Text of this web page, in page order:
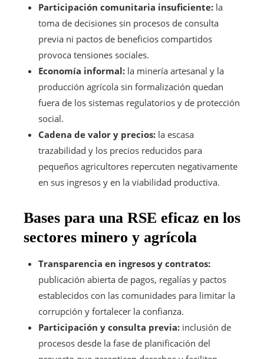
Participación comunitaria insuficiente: la
toma de decisiones sin procesos de consulta
previa ni pactos de beneficios compartidos
provoca tensiones sociales.
Economía informal: la minería artesanal y la
producción agrícola sin formalización quedan
fuera de los sistemas regulatorios y de protección
social.
Cadena de valor y precios: la escasa
trazabilidad y los precios reducidos para
pequeños agricultores repercuten negativamente
en sus ingresos y en la viabilidad productiva.
Bases para una RSE eficaz en los
sectores minero y agrícola
Transparencia en ingresos y contratos:
publicación abierta de pagos, regalías y pactos
establecidos con las comunidades para limitar la
corrupción y fortalecer la confianza.
Participación y consulta previa: inclusión de
procesos desde la fase de planificación del